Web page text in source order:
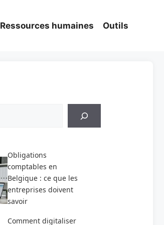
Ressources humaines Outils
Obligations
comptables en
Belgique : ce que les
entreprises doivent
savoir
Comment digitaliser